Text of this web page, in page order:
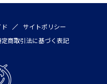
サイトポリシー
定商取引法に基づく表記